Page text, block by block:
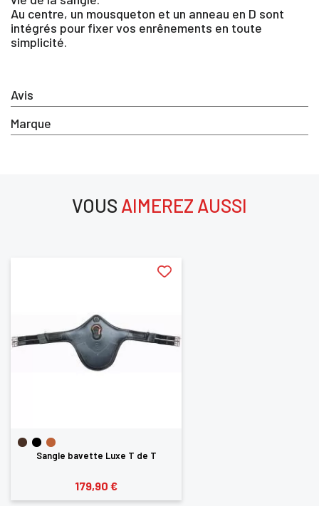
Avis
Marque
Au centre, un mousqueton et un anneau en D sont
intégrés pour fixer vos enrênements en toute
simplicité.
VOUS AIMEREZ AUSSI
Sangle bavette Luxe T de T
179,90 €
×
produits dans votre liste d'envie